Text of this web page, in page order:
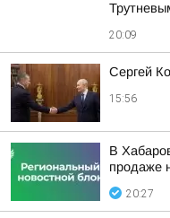
20:09
Сергей
15:56
В
продаже
20:27